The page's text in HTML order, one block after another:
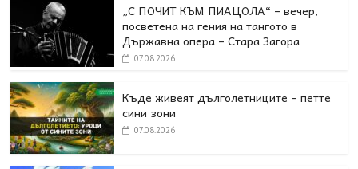
„С ПОЧИТ КЪМ ПИАЦОЛА“ – вечер,
посветена на гения на тангото в
Държавна опера – Стара Загора
07.08.2026
Къде живеят дълголетниците – петте
сини зони
07.08.2026